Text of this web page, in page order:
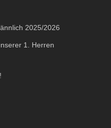
2025/2026
1. Herren